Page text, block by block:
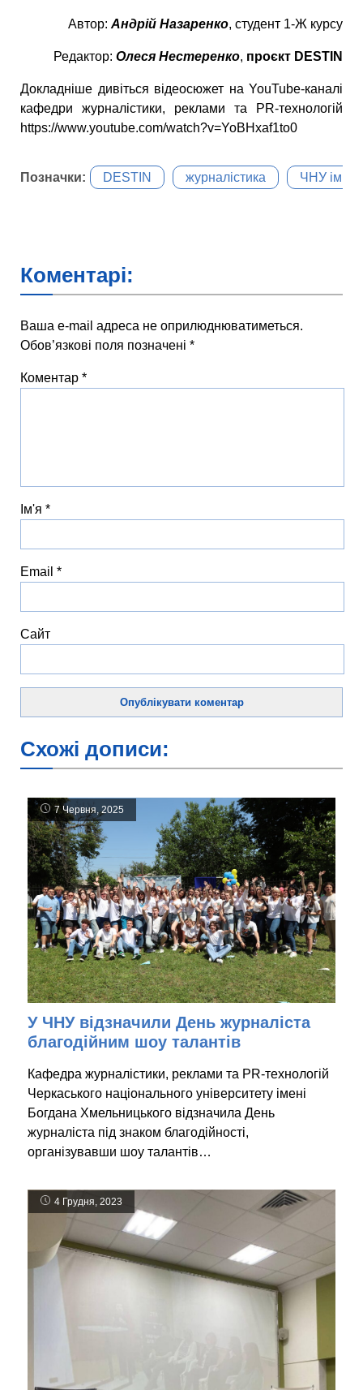
Автор: Андрій Назаренко, студент 1-Ж курсу
Редактор: Олеся Нестеренко, проєкт DESTIN
Докладніше дивіться відеосюжет на YouTube-каналі
кафедри журналістики, реклами та PR-технологій
https://www.youtube.com/watch?v=YoBHxaf1to0
Позначки: DESTIN журналістика ЧНУ ім. Б.
Коментарі:
Ваша e-mail адреса не оприлюднюватиметься.
Обов’язкові поля позначені *
Коментар *
Ім'я *
Email *
Сайт
Схожі дописи:
7 Червня, 2025
У ЧНУ відзначили День журналіста
благодійним шоу талантів
Кафедра журналістики, реклами та PR-технологій
Черкаського національного університету імені
Богдана Хмельницького відзначила День
журналіста під знаком благодійності,
організувавши шоу талантів…
4 Грудня, 2023